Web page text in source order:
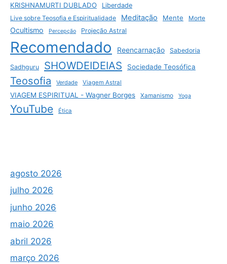
KRISHNAMURTI DUBLADO
Liberdade
Live sobre Teosofia e Espiritualidade
Meditação Mente Morte
Ocultismo Percepção Projeção Astral
Recomendado Reencarnação Sabedoria
Sadhguru SHOWDEIDEIAS Sociedade Teosófica
Teosofia Verdade Viagem Astral
VIAGEM ESPIRITUAL - Wagner Borges Xamanismo Yoga
YouTube Ética
agosto 2026
julho 2026
junho 2026
maio 2026
abril 2026
março 2026